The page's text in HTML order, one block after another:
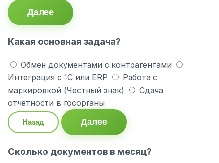
Далее
Какая основная задача?
Обмен документами с контрагентами
Интеграция с 1С или ERP
Работа с
маркировкой (Честный знак)
Сдача
отчётности в госорганы
Назад Далее
Сколько документов в месяц?